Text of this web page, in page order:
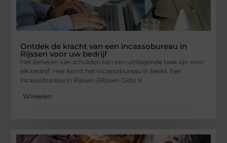
Ontdek de kracht van een incassobureau in
Rijssen voor uw bedrijf
Het beheren van schulden kan een uitdagende taak zijn voor
elk bedrijf. Hier komt het incassobureau in beeld. Een
incassobureau in Rijssen (Rijssen Gids) is
Winkelen